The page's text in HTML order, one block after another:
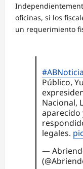
oficinas, si los
un requerimiento
Público,
Nacional,
aparecido
legales.
—